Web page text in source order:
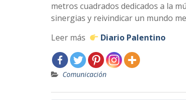
metros cuadrados dedicados a la
sinergias y reivindicar un mundo
Leer más
Diario Palentino
Comunicación